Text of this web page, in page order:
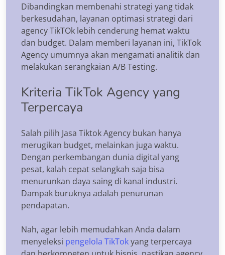
Dibandingkan membenahi strategi yang tidak
berkesudahan, layanan optimasi strategi dari
agency TikTOk lebih cenderung hemat waktu
dan budget. Dalam memberi layanan ini, TikTok
Agency umumnya akan mengamati analitik dan
melakukan serangkaian A/B Testing.
Kriteria TikTok Agency yang
Terpercaya
Salah pilih Jasa Tiktok Agency bukan hanya
merugikan budget, melainkan juga waktu.
Dengan perkembangan dunia digital yang
pesat, kalah cepat selangkah saja bisa
menurunkan daya saing di kanal industri.
Dampak buruknya adalah penurunan
pendapatan.
Nah, agar lebih memudahkan Anda dalam
menyeleksi pengelola TikTokyang terpercaya